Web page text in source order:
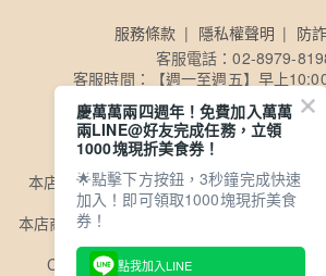
服務條款 隱私權聲明
防
客服電話：02-8979-
客服時間：【週一至週五】早上
公司名稱：買多多國際股份有
公司統一編號：
公司電子發票查詢及載具歸戶
https://
本店商品採用黑貓冷凍物流、超商冷凍物
出，恕不退換
本店商品委由ISO及HACCP認證食品工廠製
千萬元產品責任險
Copyright©買多多國際股份有限公司 All
慶萬萬兩四週年！免費加入萬萬
兩LINE@好友完成任務，立領
1000塊現折美食券！
🌟點擊下方按鈕，3秒鐘完成快速
加入！即可領取1000塊現折美食
券！
點我加入LINE